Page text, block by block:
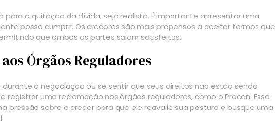
para a quitação da dívida, seja realista. É importante apresentar uma
possa cumprir. Os credores são mais propensos a aceitar termos que
que ambas as partes saiam satisfeitas.
Órgãos Reguladores
a negociação ou se sentir que seus direitos não estão sendo
registrar uma reclamação nos órgãos reguladores, como o Procon. Essa
pressão sobre o credor para que ele reavalie sua postura e busque uma